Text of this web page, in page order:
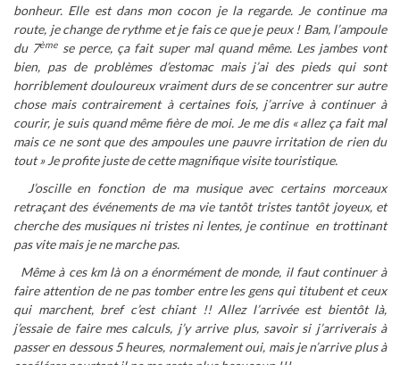
bonheur. Elle est dans mon cocon je la regarde. Je continue ma
route, je change de rythme et je fais ce que je peux ! Bam, l’ampoule
du 7ème se perce, ça fait super mal quand même. Les jambes vont
bien, pas de problèmes d’estomac mais j’ai des pieds qui sont
horriblement douloureux vraiment durs de se concentrer sur autre
chose mais contrairement à certaines fois, j’arrive à continuer à
courir, je suis quand même fière de moi. Je me dis « allez ça fait mal
mais ce ne sont que des ampoules une pauvre irritation de rien du
tout » Je profite juste de cette magnifique visite touristique.
J’oscille en fonction de ma musique avec certains morceaux
retraçant des événements de ma vie tantôt tristes tantôt joyeux, et
cherche des musiques ni tristes ni lentes, je continue en trottinant
pas vite mais je ne marche pas.
Même à ces km là on a énormément de monde, il faut continuer à
faire attention de ne pas tomber entre les gens qui titubent et ceux
qui marchent, bref c’est chiant !! Allez l’arrivée est bientôt là,
j’essaie de faire mes calculs, j’y arrive plus, savoir si j’arriverais à
passer en dessous 5 heures, normalement oui, mais je n’arrive plus à